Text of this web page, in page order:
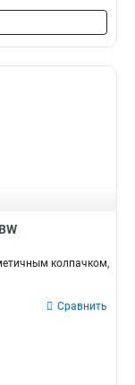
колпачком,
Сравнить